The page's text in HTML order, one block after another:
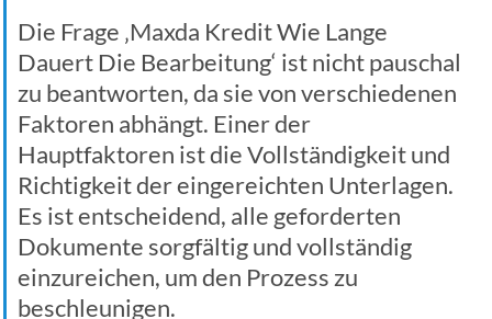
Die Frage ‚Maxda Kredit Wie Lange
Dauert Die Bearbeitung‘ ist nicht pauschal
zu beantworten, da sie von verschiedenen
Faktoren abhängt. Einer der
Hauptfaktoren ist die Vollständigkeit und
Richtigkeit der eingereichten Unterlagen.
Es ist entscheidend, alle geforderten
Dokumente sorgfältig und vollständig
einzureichen, um den Prozess zu
beschleunigen.